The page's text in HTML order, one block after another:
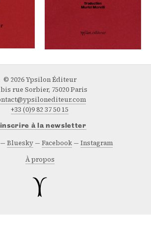
© 2026 Ypsilon Éditeur
bis rue Sorbier, 75020 Paris
+33 (0)9 82 37 50 15
à la newsletter
Bluesky Facebook
Instagram
À propos